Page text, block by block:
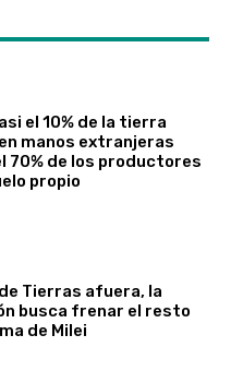
el 10% de la tierra
manos extranjeras
70% de los productores
propio
Tierras afuera, la
busca frenar el resto
de Milei